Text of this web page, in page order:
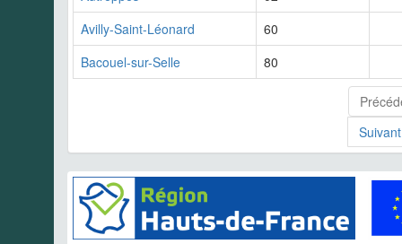
Avilly-Saint-Léonard
60
Bacouel-sur-Selle
80
Suivant